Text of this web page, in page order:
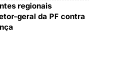
regionais
geral da PF contra